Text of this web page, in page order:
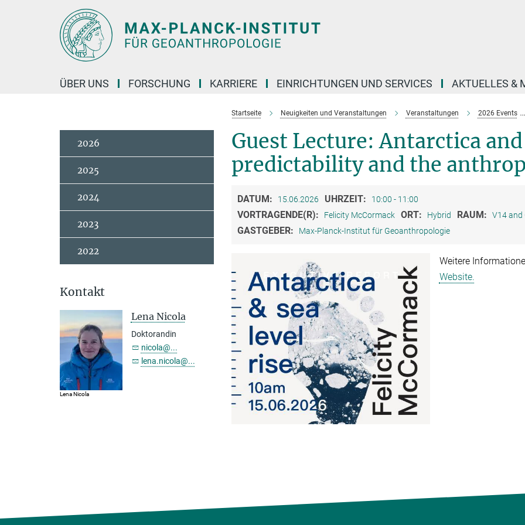
ÜBER UNS FORSCHUNG KARRIERE EINRICHTUNGEN UND SERVICES AKTUELLES &
Startseite Neuigkeiten und Veranstaltungen Veranstaltungen 2026 Events
Guest Lecture: Antarctica
predictability and the
DATUM: 15.06.2026 UHRZEIT: 10:00 - 11:00
VORTRAGENDE(R): Felicity McCormack ORT: Hybrid RAUM: V14 and
GASTGEBER: Max-Planck-Institut für Geoanthropologie
Weitere
Website.
2026
2025
2024
2023
2022
Kontakt
Lena Nicola
Lena Nicola
Doktorandin
nicola@...
lena.nicola@...